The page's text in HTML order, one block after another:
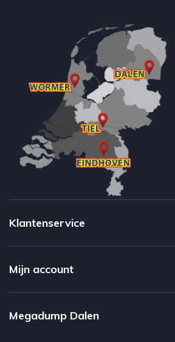
Klantenservice
Mijn account
Megadump Dalen